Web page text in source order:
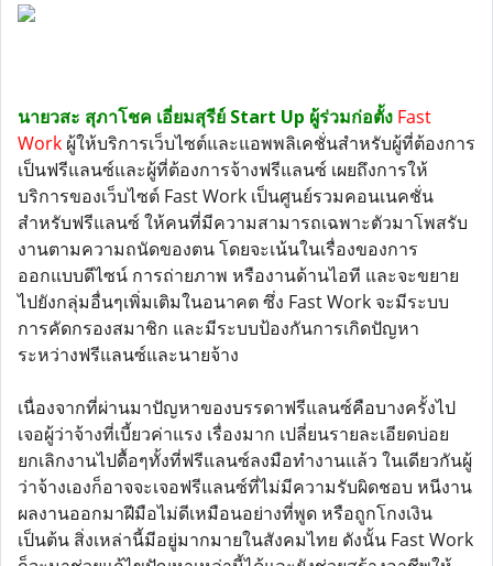
นายวสะ สุภาโชค เอี่ยมสุรีย์ Start Up ผู้ร่วมก่อตั้ง Fast
Work ผู้ให้บริการเว็บไซต์และแอพพลิเคชั่นสำหรับผู้ที่ต้องการ
เป็นฟรีแลนซ์และผู้ที่ต้องการจ้างฟรีแลนซ์ เผยถึงการให้
บริการของเว็บไซต์ Fast Work เป็นศูนย์รวมคอนเนคชั่น
สำหรับฟรีแลนซ์ ให้คนที่มีความสามารถเฉพาะตัวมาโพสรับ
งานตามความถนัดของตน โดยจะเน้นในเรื่องของการ
ออกแบบดีไซน์ การถ่ายภาพ หรืองานด้านไอที และจะขยาย
ไปยังกลุ่มอื่นๆเพิ่มเติมในอนาคต ซึ่ง Fast Work จะมีระบบ
การคัดกรองสมาชิก และมีระบบป้องกันการเกิดปัญหา
ระหว่างฟรีแลนซ์และนายจ้าง
เนื่องจากที่ผ่านมาปัญหาของบรรดาฟรีแลนซ์คือบางครั้งไป
เจอผู้ว่าจ้างที่เบี้ยวค่าแรง เรื่องมาก เปลี่ยนรายละเอียดบ่อย
ยกเลิกงานไปดื้อๆทั้งที่ฟรีแลนซ์ลงมือทำงานแล้ว ในเดียวกันผู้
ว่าจ้างเองก็อาจจะเจอฟรีแลนซ์ที่ไม่มีความรับผิดชอบ หนีงาน
ผลงานออกมาฝีมือไม่ดีเหมือนอย่างที่พูด หรือถูกโกงเงิน
เป็นต้น สิ่งเหล่านี้มีอยู่มากมายในสังคมไทย ดังนั้น Fast Work